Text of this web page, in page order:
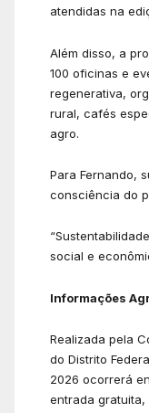
atendidas na
Além disso, a
100 oficinas e
regenerativa,
rural, cafés
agro.
Para Fernando,
consciência do
social e
Informações
Realizada pela
do Distrito
2026 ocorrerá
entrada gratuita,